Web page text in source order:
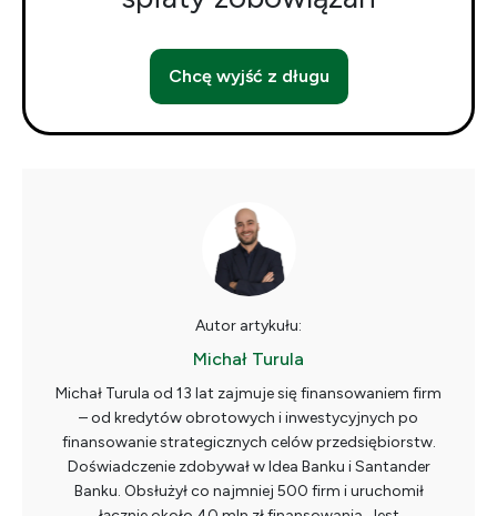
Chcę wyjść z długu
Autor artykułu:
Michał Turula
Michał Turula od 13 lat zajmuje się finansowaniem firm
– od kredytów obrotowych i inwestycyjnych po
finansowanie strategicznych celów przedsiębiorstw.
Doświadczenie zdobywał w Idea Banku i Santander
Banku. Obsłużył co najmniej 500 firm i uruchomił